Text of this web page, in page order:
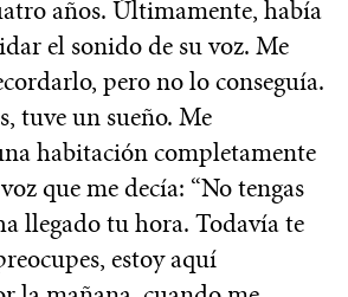
años. Últimamente, había
el sonido de su voz. Me
pero no lo conseguía.
tuve un sueño. Me
habitación completamente
que me decía: “No tengas
llegado tu hora. Todavía te
estoy aquí